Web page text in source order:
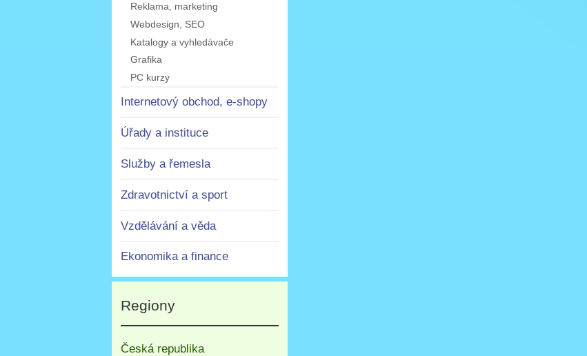
Reklama, marketing
Webdesign, SEO
Katalogy a vyhledávače
Grafika
PC kurzy
Internetový obchod, e-shopy
Úřady a instituce
Služby a řemesla
Zdravotnictví a sport
Vzdělávání a věda
Ekonomika a finance
Regiony
Česká republika